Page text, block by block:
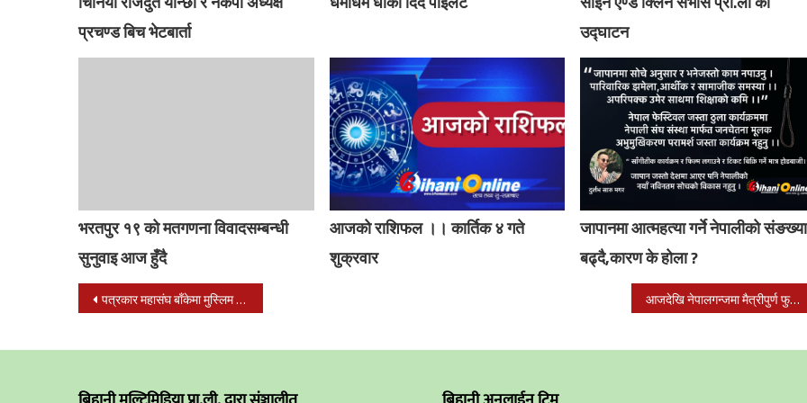
प्रचण्ड बिच भेटबार्ता
उद्घाटन
भरतपुर १९ को मतगणना विवादसम्बन्धी
सुनुवाइ आज हुँदै
आजको राशिफल ।। कार्तिक ४ गते
शुक्रवार
जापानमा आत्महत्या गर्ने नेपालीको संङख्या
बढ्दै,कारण के होला ?
Post
पत्रकार महासंघ बाँकेमा मुस्लिम पत्रकारको उत्साहजन प्रतिनिधित्व कादरी र खान भारी मतले विजय आजदेखि नेपालगन्जमा मैत्रीपुर्ण फुटवल प्रतियोगिता सूरु